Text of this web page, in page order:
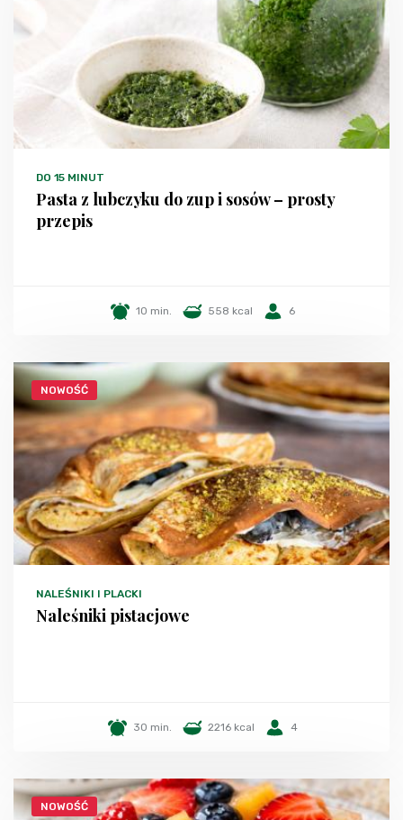
DO 15 MINUT
Pasta z lubczyku do zup i sosów – prosty
przepis
10 min. 558 kcal 6
NOWOŚĆ
NALEŚNIKI I PLACKI
Naleśniki pistacjowe
30 min. 2216 kcal 4
NOWOŚĆ